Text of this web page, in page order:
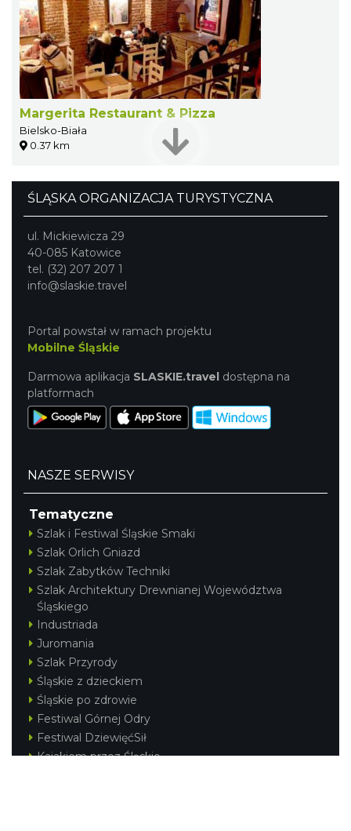
Margerita Restaurant & Pizza
Bielsko-Biała
0.37 km
ŚLĄSKA ORGANIZACJA TURYSTYCZNA
ul. Mickiewicza 29
40-085 Katowice
tel. (32) 207 207 1
info@slaskie.travel
Portal powstał w ramach projektu
Mobilne Śląskie
Darmowa aplikacja SLASKIE.travel dostępna na
platformach
NASZE SERWISY
Tematyczne
Szlak i Festiwal Śląskie Smaki
Szlak Orlich Gniazd
Szlak Zabytków Techniki
Szlak Architektury Drewnianej Województwa
Śląskiego
Industriada
Juromania
Szlak Przyrody
Śląskie z dzieckiem
Śląskie po zdrowie
Festiwal Górnej Odry
Festiwal DziewięćSił
Kajakiem przez Śląskie